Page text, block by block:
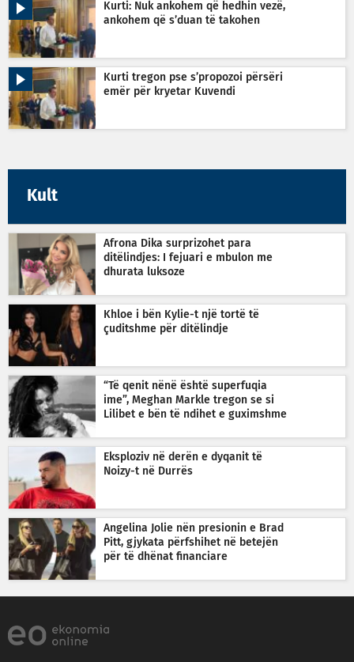
Kurti: Nuk ankohem që hedhin vezë,
ankohem që s’duan të takohen
Kurti tregon pse s’propozoi përsëri
emër për kryetar Kuvendi
Kult
Afrona Dika surprizohet para
ditëlindjes: I fejuari e mbulon me
dhurata luksoze
Khloe i bën Kylie-t një tortë të
çuditshme për ditëlindje
“Të qenit nënë është superfuqia
ime”, Meghan Markle tregon se si
Lilibet e bën të ndihet e guximshme
Eksploziv në derën e dyqanit të
Noizy-t në Durrës
Angelina Jolie nën presionin e Brad
Pitt, gjykata përfshihet në betejën
për të dhënat financiare